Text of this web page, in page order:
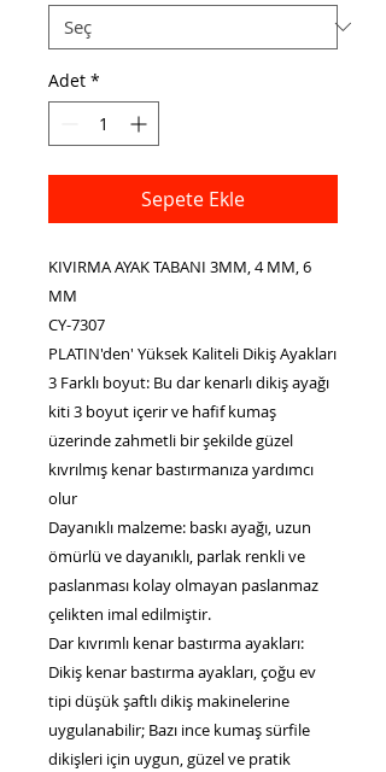
Adet *
Sepete Ekle
KIVIRMA AYAK TABANI 3MM, 4 MM, 6
MM
CY-7307
PLATIN'den' Yüksek Kaliteli Dikiş Ayakları
3 Farklı boyut: Bu dar kenarlı dikiş ayağı
kiti 3 boyut içerir ve hafif kumaş
üzerinde zahmetli bir şekilde güzel
kıvrılmış kenar bastırmanıza yardımcı
olur
Dayanıklı malzeme: baskı ayağı, uzun
ömürlü ve dayanıklı, parlak renkli ve
paslanması kolay olmayan paslanmaz
çelikten imal edilmiştir.
Dar kıvrımlı kenar bastırma ayakları:
Dikiş kenar bastırma ayakları, çoğu ev
tipi düşük şaftlı dikiş makinelerine
uygulanabilir; Bazı ince kumaş sürfile
dikişleri için uygun, güzel ve pratik